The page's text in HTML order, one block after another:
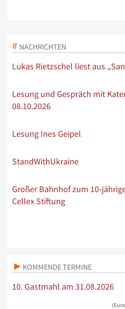
NACHRICHTEN
Lukas Rietzschel liest aus
Lesung und Gespräch mit
08.10.2026
Lesung Ines Geipel
StandWithUkraine
Großer Bahnhof zum 10-
Cellex Stiftung
KOMMENDE TERMINE
10. Gastmahl am 31.08.2026